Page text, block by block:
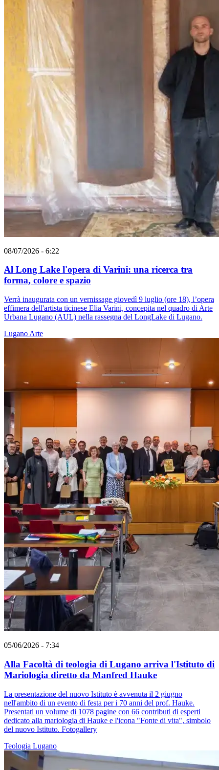
08/07/2026 - 6:22
Al Long Lake l'opera di Varini: una ricerca tra
forma, colore e spazio
Verrà inaugurata con un vernissage giovedì 9 luglio (ore 18), l’opera
effimera dell'artista ticinese Elia Varini, concepita nel quadro di Arte
Urbana Lugano (AUL) nella rassegna del LongLake di Lugano.
Lugano Arte
05/06/2026 - 7:34
Alla Facoltà di teologia di Lugano arriva l'Istituto di
Mariologia diretto da Manfred Hauke
La presentazione del nuovo Istituto è avvenuta il 2 giugno
nell'ambito di un evento di festa per i 70 anni del prof. Hauke.
Presentati un volume di 1078 pagine con 66 contributi di esperti
dedicato alla mariologia di Hauke e l'icona "Fonte di vita", simbolo
del nuovo Istituto. Fotogallery
Teologia Lugano